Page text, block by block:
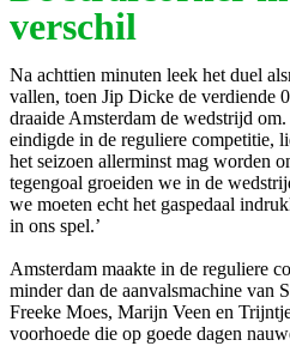
verschil
Na achttien minuten leek het duel
vallen, toen Jip Dicke de verdiende
draaide Amsterdam de wedstrijd
eindigde in de reguliere competitie,
het seizoen allerminst mag worden
tegengoal groeiden we in de
we moeten echt het gaspedaal
in ons spel.’
Amsterdam maakte in de reguliere
minder dan de aanvalsmachine van
Freeke Moes, Marijn Veen en
voorhoede die op goede dagen